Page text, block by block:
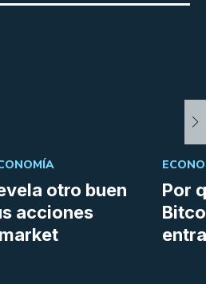
otro buen
acciones
Por